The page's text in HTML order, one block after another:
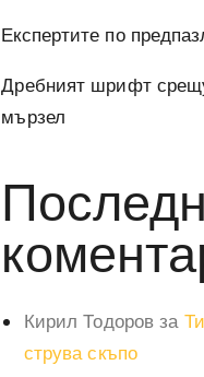
Експертите по
Дребният шрифт
мързел
Кирил Тодоров за
струва скъпо